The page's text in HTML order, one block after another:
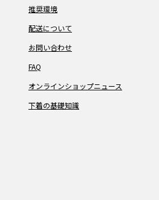
推奨環境
配送について
お問い合わせ
FAQ
オンラインショップニュース
下着の基礎知識